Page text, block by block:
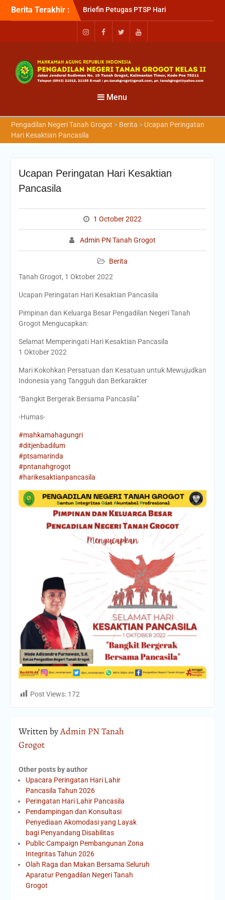
Berita Terakhir :
Briefin Petugas PTSP Hari
Senin, 3 Agustus 2026
Briefing Petugas PTSP Hari
Kamis Tanggal 6 Agustus
Sosialisasi Kepesertaan
Program Jaminan
Kesehatan Nasional (JKN)
bagi Pengadilan Negeri
Kesehatan Cabang
Balikapapan
Menu
Pengadilan Negeri Tanah Grogot > Berita > Ucapan Peringatan
Hari Kesaktian Pancasila
Ucapan Peringatan Hari Kesaktian
Pancasila
1 October 2022
Admin PN Tanah Grogot
Berita
Tanah Grogot, 1 Oktober 2022
Ucapan Peringatan Hari Kesaktian Pancasila
Pimpinan dan Keluarga Besar Pengadilan Negeri Tanah
Grogot Mengucapkan:
Selamat Memperingati Hari Kesaktian Pancasila
1 Oktober 2022
Mari Kokohkan Persatuan dan Kesatuan untuk Mewujudkan
Indonesia yang Tangguh dan Berkarakter
“Bangkit Bergerak Bersama Pancasila”
-Humas-
#mahkamahagungri
#ditjenbadilum
#ptsamarinda
#pntanahgrogot
#harikesaktianpancasila
Post Views: 172
Written byAdmin PN Tanah
Grogot
Other posts by author
Upacara Peringatan Hari Lahir
Pancasila Tahun 2026
Peringatan Hari Lahir Pancasila
Pendampingan dan Konsultasi
Penyediaan Akomodasi yang Layak
bagi Penyandang Disabilitas
Public Campaign Pembangunan Zona
Integritas Tahun 2026
Olah Raga dan Makan Bersama Seluruh
Aparatur Pengadilan Negeri Tanah
Grogot